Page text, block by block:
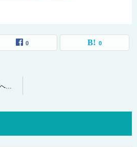
0 0